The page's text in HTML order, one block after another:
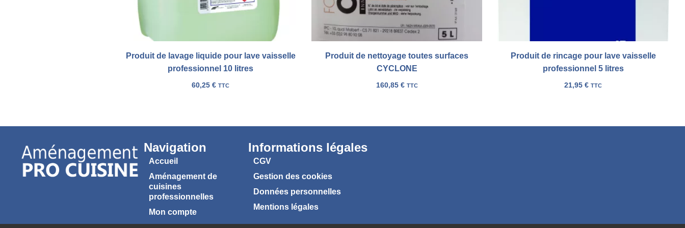
Produit de lavage liquide pour lave vaisselle
professionnel 10 litres
60,25€ TTC
Produit de nettoyage toutes surfaces
CYCLONE
160,85 € TTC
Produit de rincage pour lave vaisselle
professionnel 5 litres
21,95€ TTC
Navigation
Accueil
Aménagement de
cuisines
professionnelles
Mon compte
Informations légales
CGV
Gestion des cookies
Données personnelles
Mentions légales